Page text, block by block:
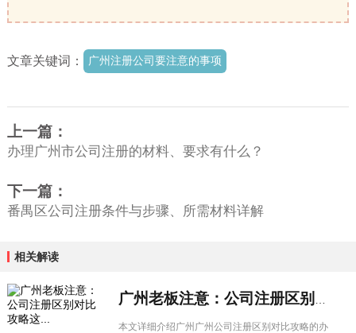
文章关键词： 广州注册公司要注意的事项
上一篇：
办理广州市公司注册的材料、要求有什么？
下一篇：
番禺区公司注册条件与步骤、所需材料详解
相关解读
本文详细介绍广州广州公司注册区别对比攻略的办